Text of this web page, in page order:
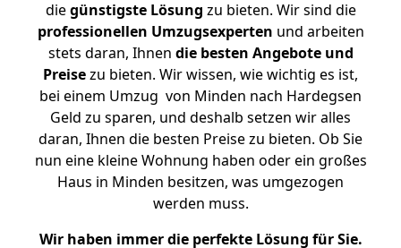
diegünstigste Lösung zu bieten. Wir sind die
professionellen Umzugsexperten und arbeiten
stets daran, Ihnen die besten Angebote und
Preisezu bieten. Wir wissen, wie wichtig es ist,
bei einem Umzug von Minden nach Hardegsen
Geld zu sparen, und deshalb setzen wir alles
daran, Ihnen die besten Preise zu bieten. Ob Sie
nun eine kleine Wohnung haben oder ein großes
Haus in Minden besitzen, was umgezogen
werden muss.
Wir haben immer die perfekte Lösung für Sie.